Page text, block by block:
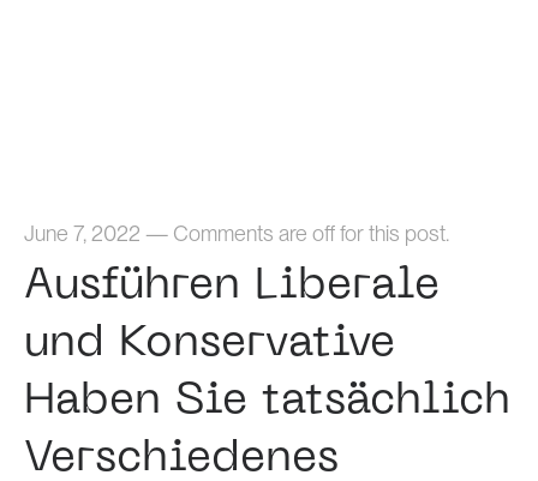
June 7, 2022 — Comments are off for this post.
Ausführen Liberale
und Konservative
Haben Sie tatsächlich
Verschiedenes